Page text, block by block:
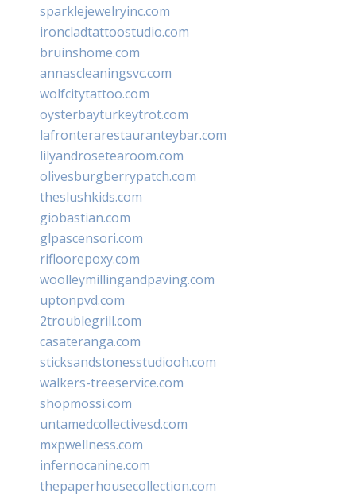
sparklejewelryinc.com
ironcladtattoostudio.com
bruinshome.com
annascleaningsvc.com
wolfcitytattoo.com
oysterbayturkeytrot.com
lafronterarestauranteybar.com
lilyandrosetearoom.com
olivesburgberrypatch.com
theslushkids.com
giobastian.com
glpascensori.com
rifloorepoxy.com
woolleymillingandpaving.com
uptonpvd.com
2troublegrill.com
casateranga.com
sticksandstonesstudiooh.com
walkers-treeservice.com
shopmossi.com
untamedcollectivesd.com
mxpwellness.com
infernocanine.com
thepaperhousecollection.com